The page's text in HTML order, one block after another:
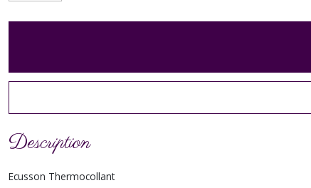
Description
Ecusson Thermocollant